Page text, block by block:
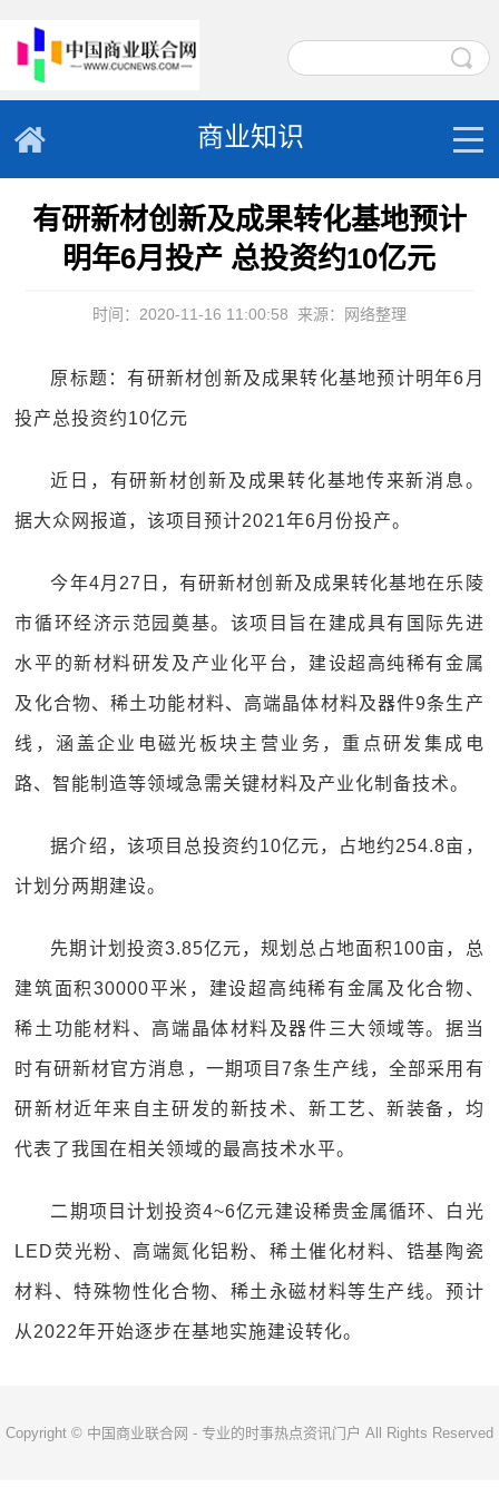
商业知识
有研新材创新及成果转化基地预计
明年6月投产 总投资约10亿元
时间：2020-11-16 11:00:58 来源：网络整理
原标题：有研新材创新及成果转化基地预计明年6月
投产总投资约10亿元
近日，有研新材创新及成果转化基地传来新消息。
据大众网报道，该项目预计2021年6月份投产。
今年4月27日，有研新材创新及成果转化基地在乐陵
市循环经济示范园奠基。该项目旨在建成具有国际先进
水平的新材料研发及产业化平台，建设超高纯稀有金属
及化合物、稀土功能材料、高端晶体材料及器件9条生产
线，涵盖企业电磁光板块主营业务，重点研发集成电
路、智能制造等领域急需关键材料及产业化制备技术。
据介绍，该项目总投资约10亿元，占地约254.8亩，
计划分两期建设。
先期计划投资3.85亿元，规划总占地面积100亩，总
建筑面积30000平米，建设超高纯稀有金属及化合物、
稀土功能材料、高端晶体材料及器件三大领域等。据当
时有研新材官方消息，一期项目7条生产线，全部采用有
研新材近年来自主研发的新技术、新工艺、新装备，均
代表了我国在相关领域的最高技术水平。
二期项目计划投资4~6亿元建设稀贵金属循环、白光
LED荧光粉、高端氮化铝粉、稀土催化材料、锆基陶瓷
材料、特殊物性化合物、稀土永磁材料等生产线。预计
从2022年开始逐步在基地实施建设转化。
Copyright © 中国商业联合网 - 专业的时事热点资讯门户 All Rights Reserved